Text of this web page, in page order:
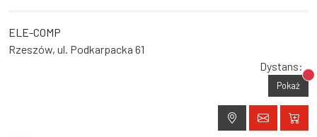
ELE-COMP
Rzeszów, ul. Podkarpacka 61
Dystans:
Pokaż